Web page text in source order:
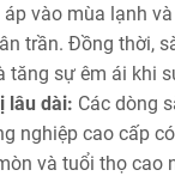
vào mùa lạnh
trần. Đồng thời,
tăng sự êm ái khi
lâu dài: Các dòng
nghiệp cao cấp
và tuổi thọ cao